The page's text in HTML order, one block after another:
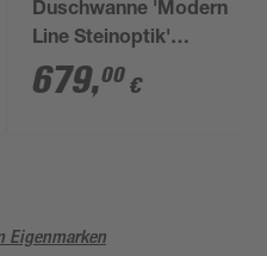
Duschwanne 'Modern
Line Steinoptik'
Mineralguss
sandstein 100 x 140 x
679,00 €
Eigenmarken